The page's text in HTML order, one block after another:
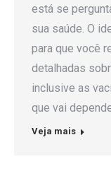
está se
sua saúde. O
para que você
detalhadas
inclusive as
que vai
Veja mais